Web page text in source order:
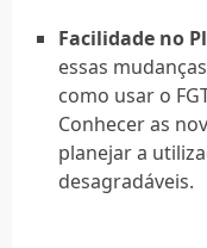
Facilidade no
essas
como usar o
Conhecer as
planejar a
desagradáveis.